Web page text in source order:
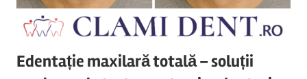
Edentație maxilară totală – soluții